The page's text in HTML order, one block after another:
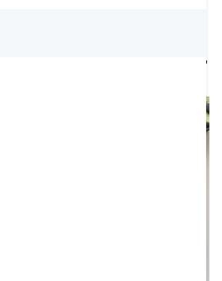
況，您罹患糖尿病和高血壓的風